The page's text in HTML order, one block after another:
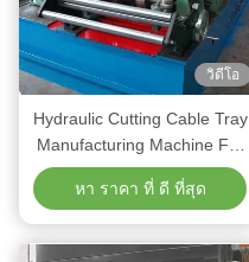
วิดีโอ
Hydraulic Cutting Cable Tray
Manufacturing Machine For
0.8-2.0mm Galvanized Sheet
หา ราคา ที่ ดี ที่สุด